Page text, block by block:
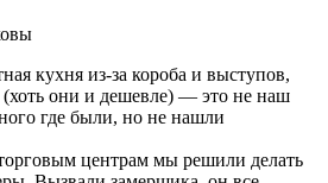
кухня из-за короба и выступов,
они и дешевле) — это не наш
где были, но не нашли
центрам мы решили делать